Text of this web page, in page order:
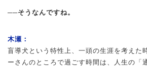
──そうなんですね。
木瀬：
盲導犬という特性上、一頭の生涯を考えた
ーさんのところで過ごす時間は、人生の「